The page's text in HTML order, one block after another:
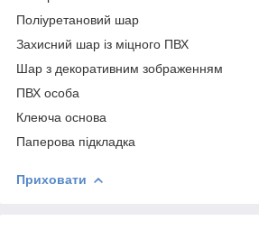
Поліуретановий шар
Захисний шар із міцного ПВХ
Шар з декоративним зображенням
ПВХ особа
Клеюча основа
Паперова підкладка
Приховати